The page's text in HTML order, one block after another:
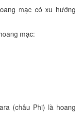
mạc có xu hướng
mạc:
(châu Phi) là hoang